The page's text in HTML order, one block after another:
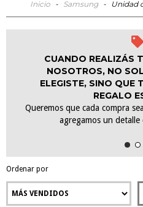
Inicio - Samsung - Unidad
CUANDO REALIZÁS
NOSOTROS, NO
ELEGISTE, SINO QUE
REGALO
Queremos que cada compra
agregamos un
Ordenar por